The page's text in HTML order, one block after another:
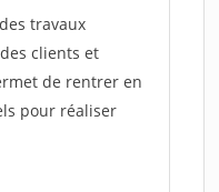
travaux
clients et
de rentrer en
pour réaliser